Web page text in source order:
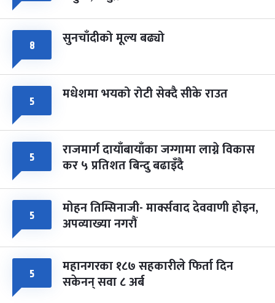
८ सुनचाँदीको मूल्य बढ्यो
५ मधेशमा भयको रोटी सेक्दै सीके राउत
५ राजमार्ग दायाँबायाँका जग्गामा लाग्ने विकास
कर ५ प्रतिशत बिन्दु बढाइँदै
५ मोहन तिम्सिनाजी- मार्क्सवाद देववाणी होइन,
अपव्याख्या नगरौं
५ महानगरका १८७ सहकारीले फिर्ता दिन
सकेनन् सवा ८ अर्ब